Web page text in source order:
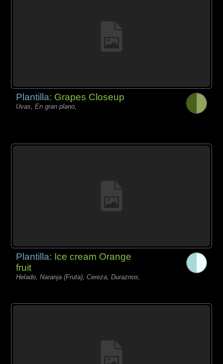
Plantilla: Grapes Closeup
Uvas, En gran plano,
Plantilla: Ice cream Orange
fruit
Helado, Naranja (Fruta), Cereza, Duraznos,